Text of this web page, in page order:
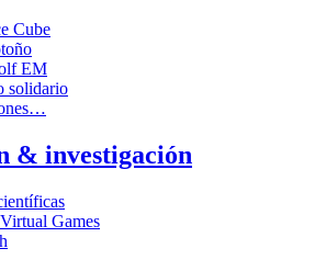
Cube
EM
solidario
& investigación
Games